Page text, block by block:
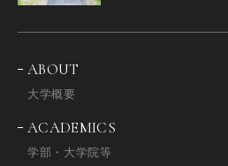
ABOUT
大学概要
ACADEMICS
学部・大学院等